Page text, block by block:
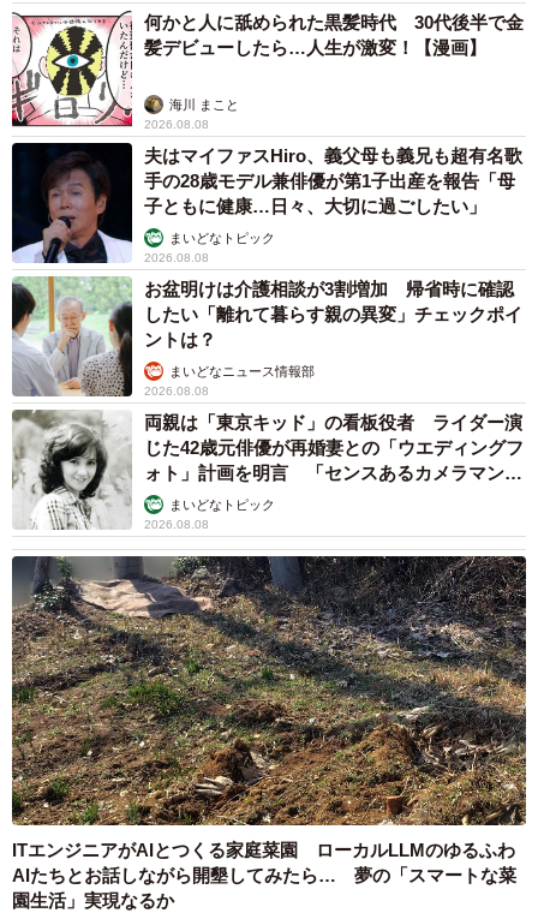
何かと人に舐められた黒髪時代 30代後半で金
髪デビューしたら…人生が激変！【漫画】
海川 まこと
2026.08.08
夫はマイファスHiro、義父母も義兄も超有名歌
手の28歳モデル兼俳優が第1子出産を報告「母
子ともに健康…日々、大切に過ごしたい」
まいどなトピック
2026.08.08
お盆明けは介護相談が3割増加 帰省時に確認
したい「離れて暮らす親の異変」チェックポイ
ントは？
まいどなニュース情報部
2026.08.08
両親は「東京キッド」の看板役者 ライダー演
じた42歳元俳優が再婚妻との「ウエディングフ
ォト」計画を明言 「センスあるカメラマン求
む」まいどなトピック
2026.08.08
ITエンジニアがAIとつくる家庭菜園 ローカルLLMのゆるふわ
AIたちとお話しながら開墾してみたら… 夢の「スマートな菜
園生活」実現なるか